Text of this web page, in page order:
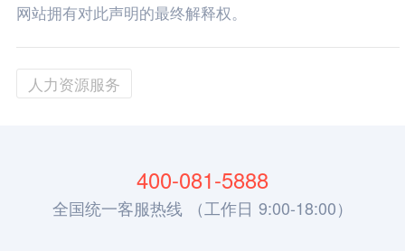
网站拥有对此声明的最终解释权。
人力资源服务
400-081-5888
全国统一客服热线 （工作日 9:00-18:00）